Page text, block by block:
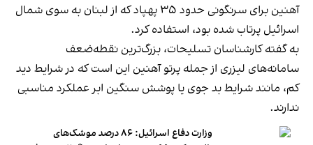
آهنین برای سرنگونی حدود ۳۵ پهپاد که از لبنان به سوی شمال
اسرائیل پرتاب شده بود، استفاده کرد.
به گفته کارشناسان تسلیحات، بزرگ‌ترین نقطه‌ضعف
سامانه‌های لیزری از جمله پرتو آهنین این است که در شرایط دید
کم، مانند شرایط بد جوی یا پوشش سنگین ابر عملکرد مناسبی
ندارند.
وزارت دفاع اسرائیل: ۸۶ درصد موشک‌های